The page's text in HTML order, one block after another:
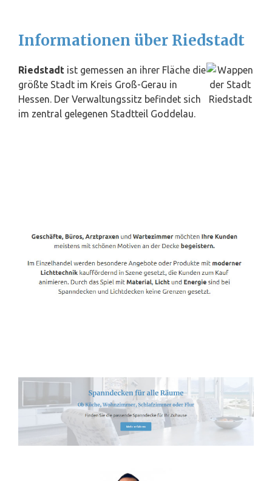
Informationen über Riedstadt
Riedstadt ist gemessen an ihrer Fläche die
größte Stadt im Kreis Groß-Gerau in
Hessen. Der Verwaltungssitz befindet sich
im zentral gelegenen Stadtteil Goddelau.